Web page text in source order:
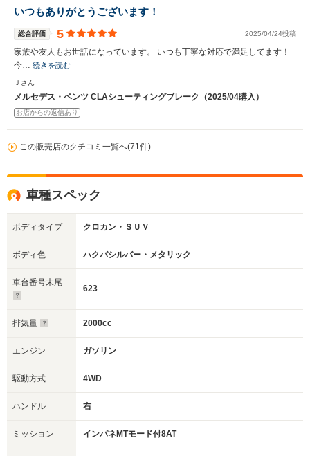
いつもありがとうございます！
総合評価 5 2025/04/24投稿
家族や友人もお世話になっています。 いつも丁寧な対応で満足してます！
今… 続きを読む
Ｊさん
メルセデス・ベンツ CLAシューティングブレーク（2025/04購入）
お店からの返信あり
この販売店のクチコミ一覧へ(71件)
車種スペック
ボディタイプ クロカン・ＳＵＶ
ボディ色 ハクバシルバー・メタリック
車台番号末尾
623
排気量 2000cc
エンジン ガソリン
駆動方式 4WD
ハンドル 右
ミッション インパネMTモード付8AT